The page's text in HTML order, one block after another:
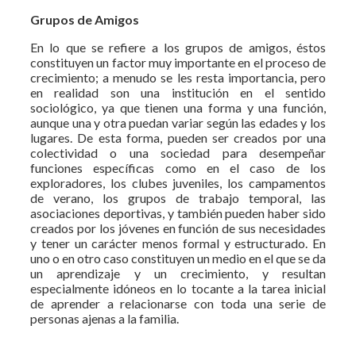
Grupos de Amigos
En lo que se refiere a los grupos de amigos, éstos
constituyen un factor muy importante en el proceso de
crecimiento; a menudo se les resta importancia, pero
en realidad son una institución en el sentido
sociológico, ya que tienen una forma y una función,
aunque una y otra puedan variar según las edades y los
lugares. De esta forma, pueden ser creados por una
colectividad o una sociedad para desempeñar
funciones específicas como en el caso de los
exploradores, los clubes juveniles, los campamentos
de verano, los grupos de trabajo temporal, las
asociaciones deportivas, y también pueden haber sido
creados por los jóvenes en función de sus necesidades
y tener un carácter menos formal y estructurado. En
uno o en otro caso constituyen un medio en el que se da
un aprendizaje y un crecimiento, y resultan
especialmente idóneos en lo tocante a la tarea inicial
de aprender a relacionarse con toda una serie de
personas ajenas a la familia.